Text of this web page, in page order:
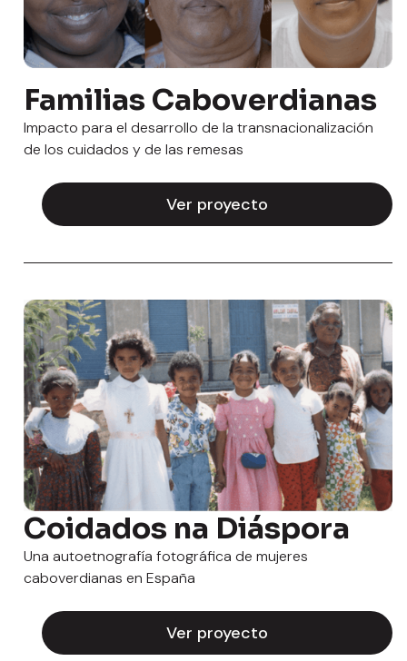
Familias Caboverdianas
Impacto para el desarrollo de la transnacionalización
de los cuidados y de las remesas
Ver proyecto
Coidados na Diáspora
Una autoetnografía fotográfica de mujeres
caboverdianas en España
Ver proyecto